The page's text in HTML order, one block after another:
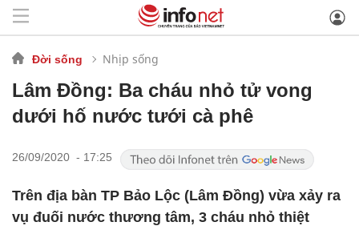
Đời sống Nhịp sống
Lâm Đồng: Ba cháu nhỏ tử vong
dưới hố nước tưới cà phê
26/09/2020 - 17:25
Trên địa bàn TP Bảo Lộc (Lâm Đồng) vừa xảy ra
vụ đuối nước thương tâm, 3 cháu nhỏ thiệt